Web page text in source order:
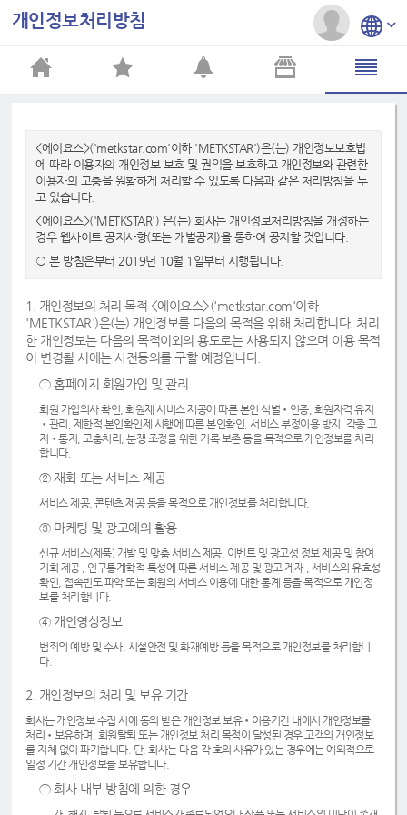
개인정보처리방침
<에이요스>('metkstar.com'이하 'METKSTAR')은(는) 개인정보보호법
에 따라 이용자의 개인정보 보호 및 권익을 보호하고 개인정보와 관련한
이용자의 고충을 원활하게 처리할 수 있도록 다음과 같은 처리방침을 두
고 있습니다.
<에이요스>('METKSTAR') 은(는) 회사는 개인정보처리방침을 개정하는
경우 웹사이트 공지사항(또는 개별공지)을 통하여 공지할 것입니다.
○ 본 방침은부터 2019년 10월 1일부터 시행됩니다.
1. 개인정보의 처리 목적 <에이요스>('metkstar.com'이하
'METKSTAR')은(는) 개인정보를 다음의 목적을 위해 처리합니다. 처리
한 개인정보는 다음의 목적이외의 용도로는 사용되지 않으며 이용 목적
이 변경될 시에는 사전동의를 구할 예정입니다.
① 홈페이지 회원가입 및 관리
회원 가입의사 확인, 회원제 서비스 제공에 따른 본인 식별•인증, 회원자격 유지
•관리, 제한적 본인확인제 시행에 따른 본인확인, 서비스 부정이용 방지, 각종 고
지•통지, 고충처리, 분쟁 조정을 위한 기록 보존 등을 목적으로 개인정보를 처리
합니다.
② 재화 또는 서비스 제공
서비스 제공, 콘텐츠 제공 등을 목적으로 개인정보를 처리합니다.
③ 마케팅 및 광고에의 활용
신규 서비스(제품) 개발 및 맞춤 서비스 제공, 이벤트 및 광고성 정보 제공 및 참여
기회 제공 , 인구통계학적 특성에 따른 서비스 제공 및 광고 게재 , 서비스의 유효성
확인, 접속빈도 파악 또는 회원의 서비스 이용에 대한 통계 등을 목적으로 개인정
보를 처리합니다.
④ 개인영상정보
범죄의 예방 및 수사, 시설안전 및 화재예방 등을 목적으로 개인정보를 처리합니
다.
2. 개인정보의 처리 및 보유 기간
회사는 개인정보 수집 시에 동의 받은 개인정보 보유•이용기간 내에서 개인정보를
처리•보유하며, 회원탈퇴 또는 개인정보 처리 목적이 달성된 경우 고객의 개인정보
를 지체 없이 파기합니다. 단, 회사는 다음 각 호의 사유가 있는 경우에는 예외적으로
일정 기간 개인정보를 보유합니다.
① 회사 내부 방침에 의한 경우